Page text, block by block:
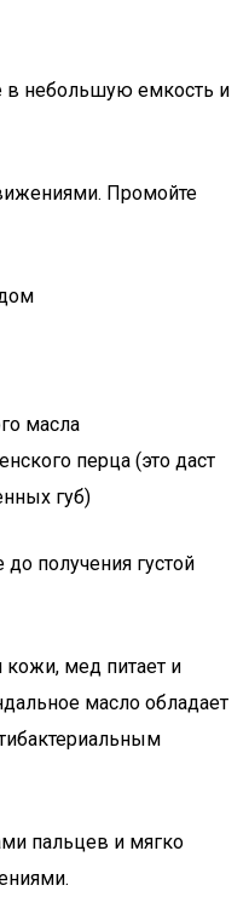
в небольшую емкость и
Промойте
масла
перца (это даст
губ)
получения густой
кожи, мед питает и
масло обладает
пальцев и мягко